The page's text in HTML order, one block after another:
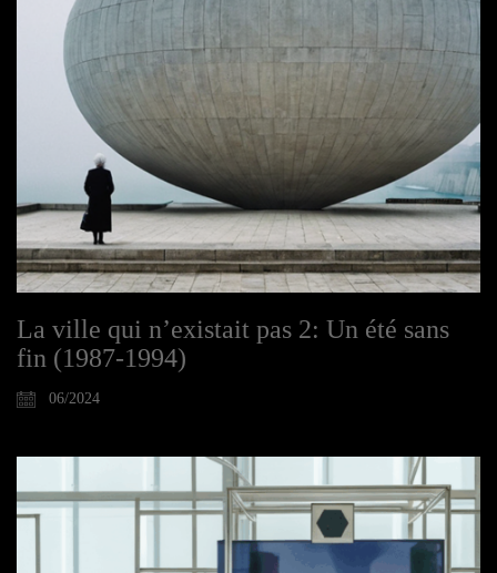
La ville qui n’existait pas 2: Un été sans
fin (1987-1994)
06/2024